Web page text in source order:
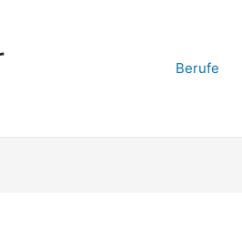
Berufe